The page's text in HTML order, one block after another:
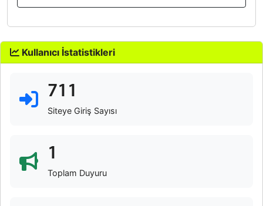
Kullanıcı İstatistikleri
711
Siteye Giriş Sayısı
1
Toplam Duyuru